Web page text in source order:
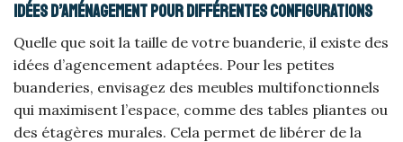
Idées d’aménagement pour différentes configurations
Quelle que soit la taille de votre buanderie, il existe des
idées d’agencement adaptées. Pour les petites
buanderies, envisagez des meubles multifonctionnels
qui maximisent l’espace, comme des tables pliantes ou
des étagères murales. Cela permet de libérer de la